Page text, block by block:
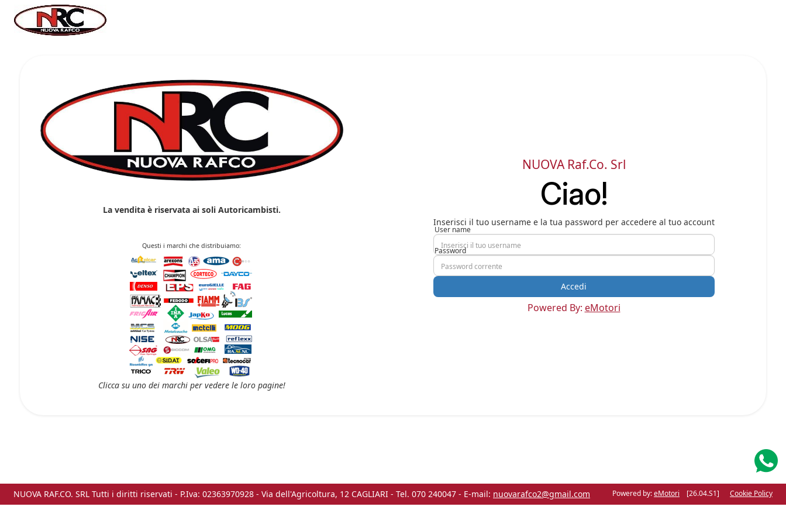
La vendita è riservata ai soli Autoricambisti.
Questi i marchi che distribuiamo:
Clicca su uno dei marchi per vedere le loro pagine!
NUOVA Raf.Co. Srl
Ciao!
Inserisci il tuo username e la tua password per accedere al tuo account
User name
Password
Powered By: eMotori
NUOVA RAF.CO. SRL Tutti i diritti riservati - P.Iva: 02363970928 - Via dell'Agricoltura, 12 CAGLIARI - Tel. 070 240047 - E-mail: nuovarafco2@gmail.com Powered by:eMotori [26.04.S1] Cookie Policy